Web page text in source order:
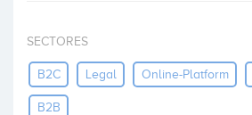
SECTORES
B2C Legal Online-Platform
B2B